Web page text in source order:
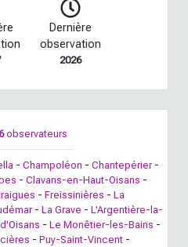
Dernière
observation
2026
observateurs
- Champoléon - Chantepérier -
- Clavans-en-Haut-Oisans -
- Freissinières - La
- La Grave - L'Argentière-la-
- Le Monêtier-les-Bains -
- Puy-Saint-Vincent -